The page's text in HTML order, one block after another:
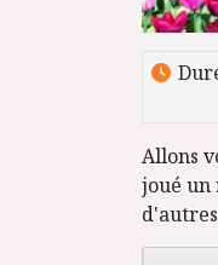
Allons
joué un